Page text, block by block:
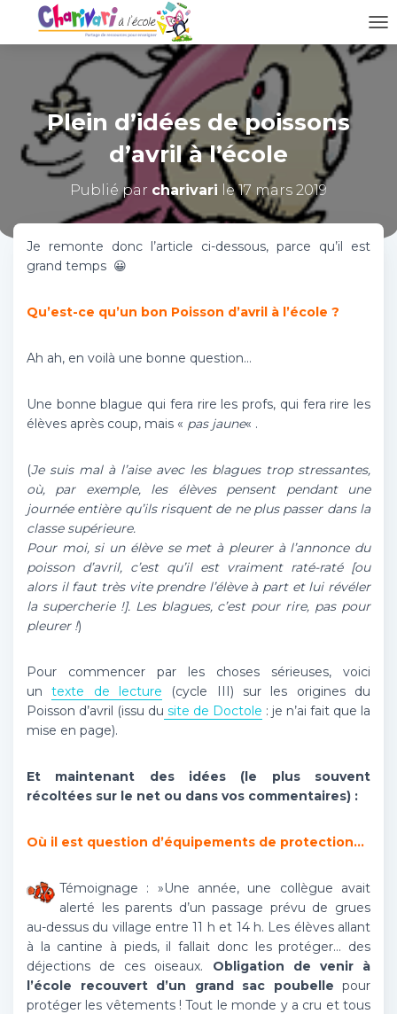
É
V
Plein d’idées de poissons
d’avril à l’école
Publié par charivari le17 mars 2019
Je remonte donc l’article ci-dessous, parce qu’il est
grand temps 😀
Qu’est-ce qu’un bon Poisson d’avril à l’école ?
Ah ah, en voilà une bonne question…
Une bonne blague qui fera rire les profs, qui fera rire les
élèves après coup, mais « pas jaune« .
(Je suis mal à l’aise avec les blagues trop stressantes,
où, par exemple, les élèves pensent pendant une
journée entière qu’ils risquent de ne plus passer dans la
classe supérieure.
Pour moi, si un élève se met à pleurer à l’annonce du
poisson d’avril, c’est qu’il est vraiment raté-raté [ou
alors il faut très vite prendre l’élève à part et lui révéler
la supercherie !]. Les blagues, c’est pour rire, pas pour
pleurer !)
Pour commencer par les choses sérieuses, voici
untexte de lecture (cycle III) sur les origines du
Poisson d’avril (issu du site de Doctole : je n’ai fait que la
mise en page).
Et maintenant des idées (le plus souvent
récoltées sur le net ou dans vos commentaires) :
Où il est question d’équipements de protection…
Témoignage : »Une année, une collègue avait
alerté les parents d’un passage prévu de grues
au-dessus du village entre 11 h et 14 h. Les élèves allant
à la cantine à pieds, il fallait donc les protéger… des
déjections de ces oiseaux. Obligation de venir à
l’école recouvert d’un grand sac poubelle pour
protéger les vêtements ! Tout le monde y a cru et tous